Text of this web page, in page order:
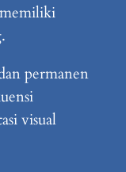
permanen
visual